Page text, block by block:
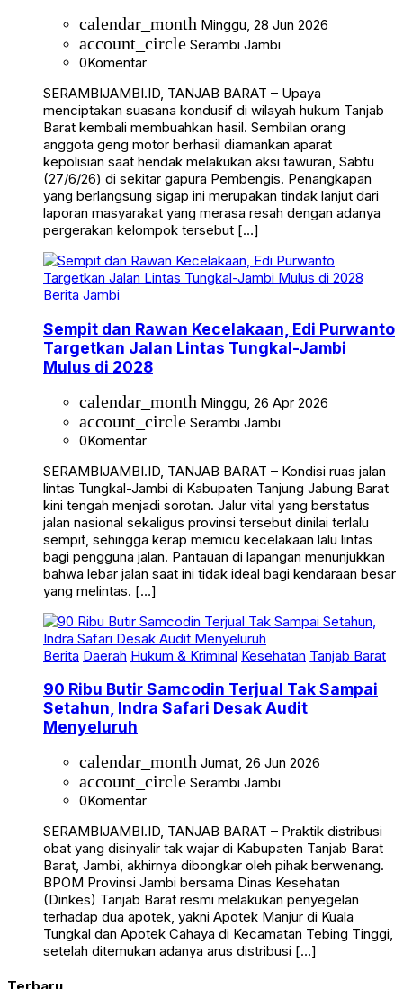
calendar_month Minggu, 28 Jun 2026
account_circle Serambi Jambi
0Komentar
SERAMBIJAMBI.ID, TANJAB BARAT – Upaya
menciptakan suasana kondusif di wilayah hukum Tanjab
Barat kembali membuahkan hasil. Sembilan orang
anggota geng motor berhasil diamankan aparat
kepolisian saat hendak melakukan aksi tawuran, Sabtu
(27/6/26) di sekitar gapura Pembengis. Penangkapan
yang berlangsung sigap ini merupakan tindak lanjut dari
laporan masyarakat yang merasa resah dengan adanya
pergerakan kelompok tersebut […]
Berita Jambi
Sempit dan Rawan Kecelakaan, Edi Purwanto
Targetkan Jalan Lintas Tungkal-Jambi
Mulus di 2028
calendar_month Minggu, 26 Apr 2026
account_circle Serambi Jambi
0Komentar
SERAMBIJAMBI.ID, TANJAB BARAT – Kondisi ruas jalan
lintas Tungkal-Jambi di Kabupaten Tanjung Jabung Barat
kini tengah menjadi sorotan. Jalur vital yang berstatus
jalan nasional sekaligus provinsi tersebut dinilai terlalu
sempit, sehingga kerap memicu kecelakaan lalu lintas
bagi pengguna jalan. Pantauan di lapangan menunjukkan
bahwa lebar jalan saat ini tidak ideal bagi kendaraan besar
yang melintas. […]
Berita Daerah Hukum & Kriminal Kesehatan Tanjab Barat
90 Ribu Butir Samcodin Terjual Tak Sampai
Setahun, Indra Safari Desak Audit
Menyeluruh
calendar_month Jumat, 26 Jun 2026
account_circle Serambi Jambi
0Komentar
SERAMBIJAMBI.ID, TANJAB BARAT – Praktik distribusi
obat yang disinyalir tak wajar di Kabupaten Tanjab Barat
Barat, Jambi, akhirnya dibongkar oleh pihak berwenang.
BPOM Provinsi Jambi bersama Dinas Kesehatan
(Dinkes) Tanjab Barat resmi melakukan penyegelan
terhadap dua apotek, yakni Apotek Manjur di Kuala
Tungkal dan Apotek Cahaya di Kecamatan Tebing Tinggi,
setelah ditemukan adanya arus distribusi […]
Terbaru